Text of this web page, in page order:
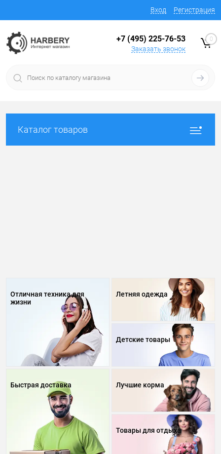
Вход Регистрация
+7 (495) 225-76-53
Заказать звонок
0
Каталог товаров
Отличная техника для
жизни
Летняя одежда
Детские товары
Быстрая доставка Лучшие корма
Товары для отдыха